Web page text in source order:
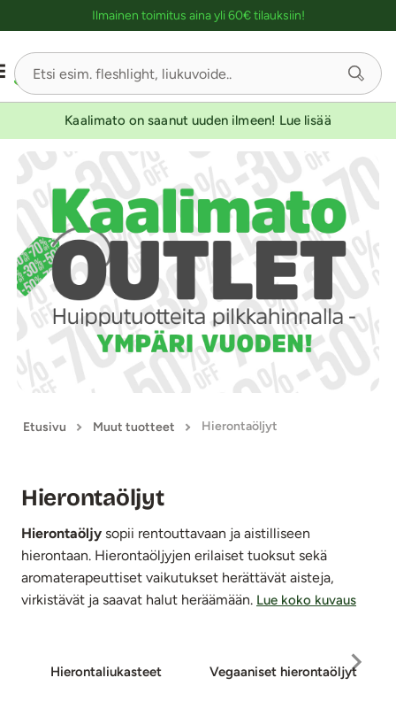
Ilmainen toimitus aina yli 60€ tilauksiin!
Kaalimato on saanut uuden ilmeen! Lue lisää
Etusivu Muut tuotteet Hierontaöljyt
Hierontaöljyt
Hierontaöljy sopii rentouttavaan ja aistilliseen
hierontaan. Hierontaöljyjen erilaiset tuoksut sekä
aromaterapeuttiset vaikutukset herättävät aisteja,
virkistävät ja saavat halut heräämään. Lue koko kuvaus
Hie­ron­ta­liu­kas­teet Vegaaniset hie­ron­ta­öljyt